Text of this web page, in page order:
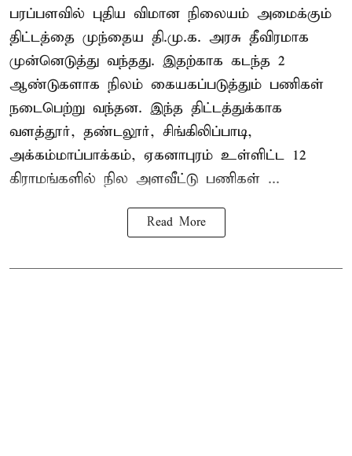
பரப்பளவில் புதிய விமான நிலையம் அமைக்கும்
திட்டத்தை முந்தைய தி.மு.க. அரசு தீவிரமாக
முன்னெடுத்து வந்தது. இதற்காக கடந்த 2
ஆண்டுகளாக நிலம் கையகப்படுத்தும் பணிகள்
நடைபெற்று வந்தன. இந்த திட்டத்துக்காக
வளத்தூர், தண்டலூர், சிங்கிலிப்பாடி,
அக்கம்மாப்பாக்கம், ஏகனாபுரம் உள்ளிட்ட 12
கிராமங்களில் நில அளவீட்டு பணிகள் ...
Read More